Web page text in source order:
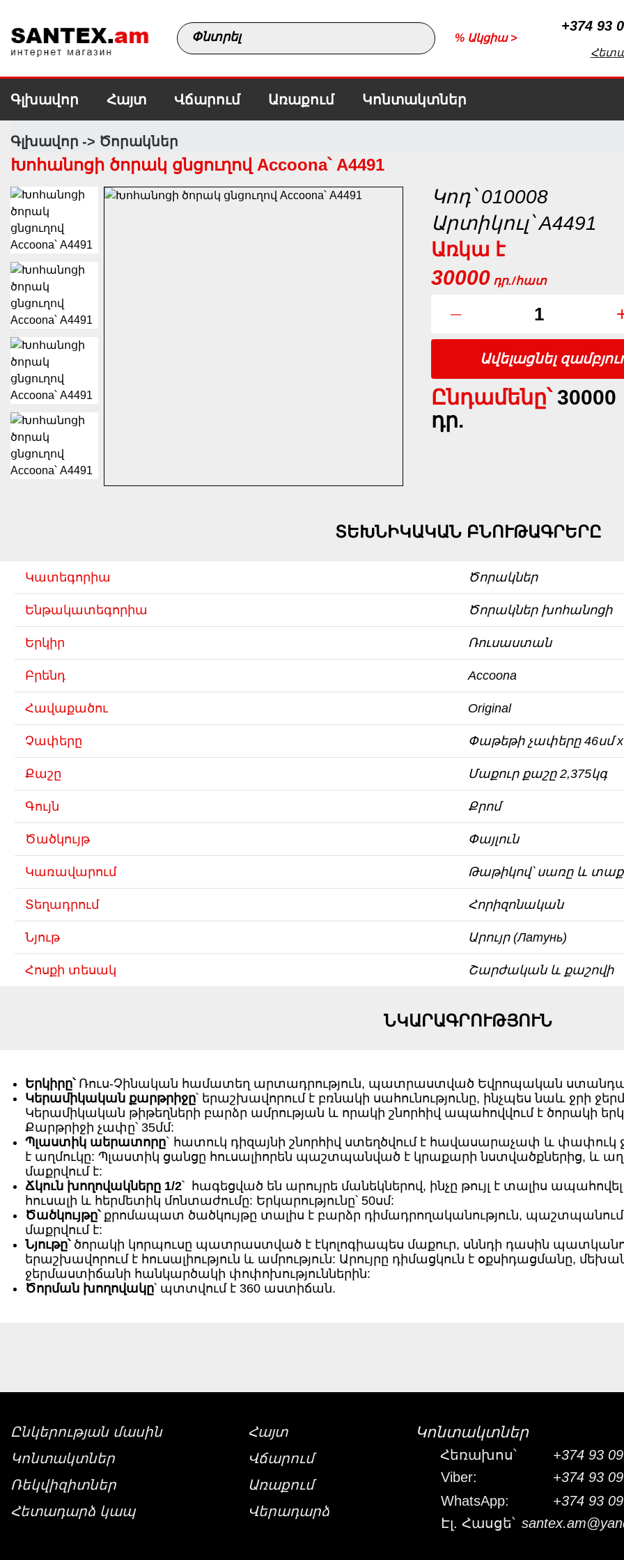
% Ակցիա >
+374 93
Գլխավոր Հայտ Վճարում Առաքում Կոնտակտներ
Գլխավոր Ծորակներ
Խոհանոցի ծորակ ցնցուղով Accoona՝ A4491
Կոդ՝ 010008
Արտիկուլ՝ A4491
Առկա է
30000 դր./հատ
–
Ավելացնել
Ընդամենը՝30000
դր.
ՏԵԽՆԻԿԱԿԱՆ ԲՆՈՒԹԱԳՐԵՐԸ
Կատեգորիա Ծորակներ
Ենթակատեգորիա Ծորակներ խոհանոցի
Երկիր Ռուսաստան
Բրենդ Accoona
Հավաքածու Original
Չափերը Փաթեթի չափերը 46սմ х
Քաշը Մաքուր քաշը 2,375կգ
Գույն Քրոմ
Ծածկույթ Փայլուն
Կառավարում Թաթիկով՝ սառը և տաք
Տեղադրում Հորիզոնական
Նյութ Արույր (Латунь)
Հոսքի տեսակ Շարժական և քաշովի
ՆԿԱՐԱԳՐՈՒԹՅՈՒՆ
Երկիրը՝ Ռուս-Չինական համատեղ արտադրություն, պատրաստված Եվրոպական
Կերամիկական քարթրիջը՝ երաշխավորում է բռնակի սահունությունը, ինչպես նաև ջրի
Կերամիկական թիթեղների բարձր ամրության և որակի շնորհիվ ապահովվում է
Քարթրիջի չափը՝ 35մմ:
Պլաստիկ աերատորը` հատուկ դիզայնի շնորհիվ ստեղծվում է հավասարաչափ և փափուկ
է աղմուկը: Պլաստիկ ցանցը հուսալիորեն պաշտպանված է կրաքարի նստվածքներից, և
մաքրվում է:
Ճկուն խողովակները 1/2՝ հագեցված են արույրե մանեկներով, ինչը թույլ է տալիս
հուսալի և հերմետիկ մոնտաժումը: Երկարությունը՝ 50սմ:
Ծածկույթը՝ քրոմապատ ծածկույթը տալիս է բարձր դիմադրողականություն, պաշտպանում
մաքրվում է:
Նյութը՝ ծորակի կորպուսը պատրաստված է էկոլոգիապես մաքուր, սննդի դասին պատկանող
երաշխավորում է հուսալիություն և ամրություն: Արույրը դիմացկուն է օքսիդացմանը,
ջերմաստիճանի հանկարծակի փոփոխություններին:
Ծորման խողովակը՝ պտտվում է 360 աստիճան.
Ընկերության մասին
Կոնտակտներ
Ռեկվիզիտներ
Հետադարձ կապ
Հայտ
Վճարում
Առաքում
Վերադարձ
Կոնտակտներ
Հեռախոս՝
+374 93
Viber:
+374 93
WhatsApp:
+374 93
Էլ. Հասցե՝